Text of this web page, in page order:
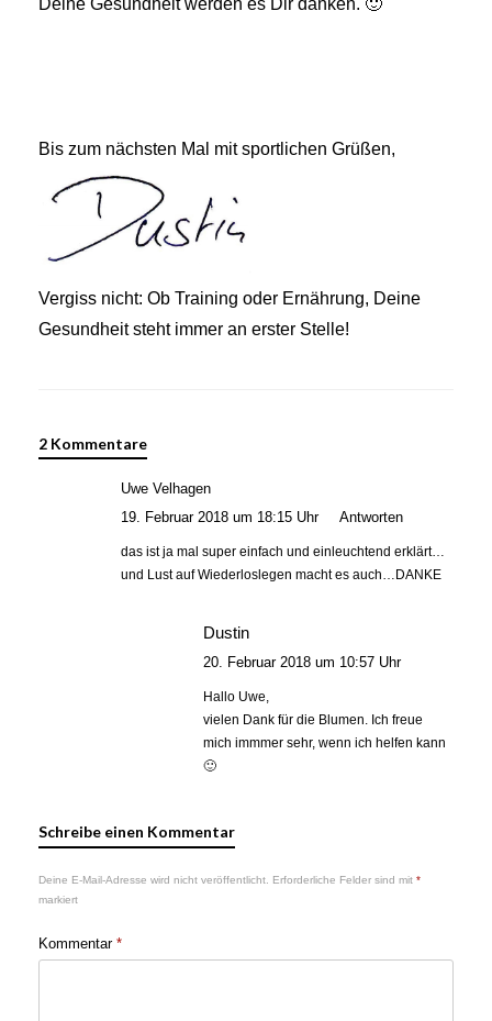
Bis zum nächsten Mal mit sportlichen Grüßen,
Vergiss nicht: Ob Training oder Ernährung, Deine
Gesundheit steht immer an erster Stelle!
2 Kommentare
Uwe Velhagen
19. Februar 2018 um 18:15 Uhr
Antworten
das ist ja mal super einfach und einleuchtend erklärt…
und Lust auf Wiederloslegen macht es auch…DANKE
Dustin
20. Februar 2018 um 10:57 Uhr
Hallo Uwe,
vielen Dank für die Blumen. Ich freue
mich immmer sehr, wenn ich helfen kann
🙂
Schreibe einen Kommentar
Deine E-Mail-Adresse wird nicht veröffentlicht. Erforderliche Felder sind mit *
markiert
Kommentar *